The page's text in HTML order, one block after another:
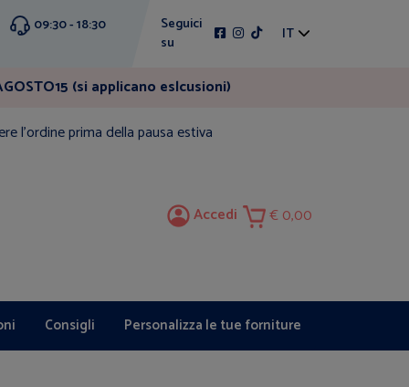
09:30 - 18:30
Seguici
su
IT
(si applicano eslcusioni)
l'ordine prima della pausa estiva
Accedi 0,00
Consigli Personalizza le tue forniture